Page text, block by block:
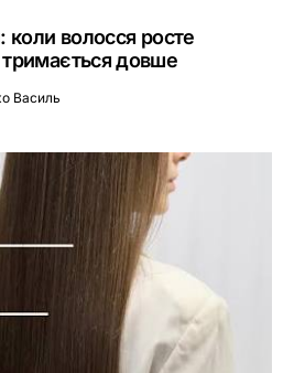
коли волосся росте
довше
Василь